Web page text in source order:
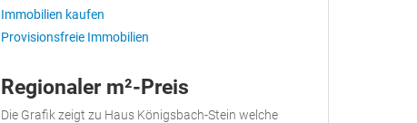
Immobilien kaufen
Provisionsfreie Immobilien
Regionaler m²-Preis
Die Grafik zeigt zu Haus Königsbach-Stein welche